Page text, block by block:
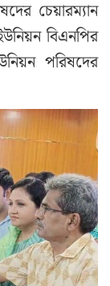
চেয়ারম্যান
বিএনপির
পরিষদের